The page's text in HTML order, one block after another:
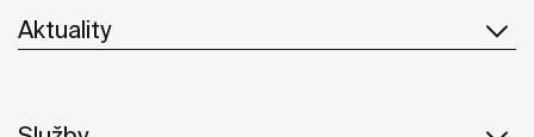
Aktuality